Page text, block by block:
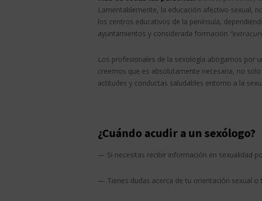
Lamentablemente, la educación afectivo sexual,
los centros educativos de la península,
ayuntamientos y considerada formación
Los profesionales de la sexología abogamos por
creemos que es absolutamente necesaria, no
actitudes y conductas saludables entorno a la
¿Cuándo acudir a un sexólogo?
— Si necesitas recibir información en sexualidad
— Tienes dudas acerca de tu orientación sexual o